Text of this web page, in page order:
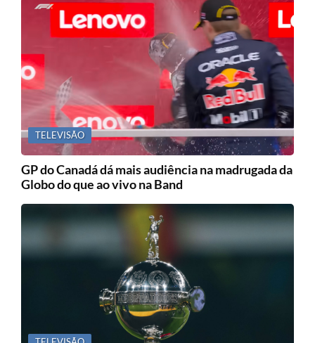
TELEVISÃO
GP do Canadá dá mais audiência na madrugada da
Globo do que ao vivo na Band